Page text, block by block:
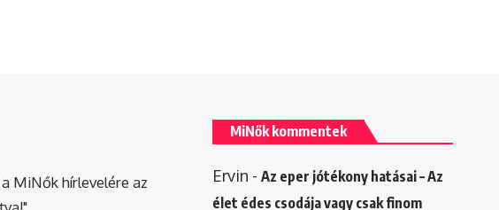
MiNők hírlevelére az
MiNők kommentek
Ervin - Az eper jótékony hatásai – Az
élet édes csodája vagy csak finom